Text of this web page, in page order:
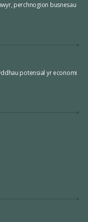
perchnogion busnesau
potensial yr economi